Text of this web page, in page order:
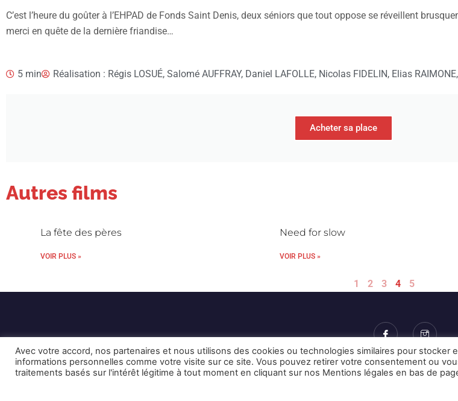
C’est l’heure du goûter à l’EHPAD de Fonds Saint Denis, deux séniors que tout oppose se réveillent
merci en quête de la dernière friandise…
5 min Réalisation : Régis LOSUÉ, Salomé AUFFRAY, Daniel LAFOLLE, Nicolas FIDELIN, Elias
Acheter sa place
Autres films
La fête des pères
VOIR PLUS »
Need for slow
VOIR PLUS »
1 2 3 4 5
Mentions Légales et CGU
Avec votre accord, nos partenaires et nous utilisons des cookies ou technologies similaires pour stocker
informations personnelles comme votre visite sur ce site. Vous pouvez retirer votre consentement ou
traitements basés sur l'intérêt légitime à tout moment en cliquant sur nos Mentions légales en bas de